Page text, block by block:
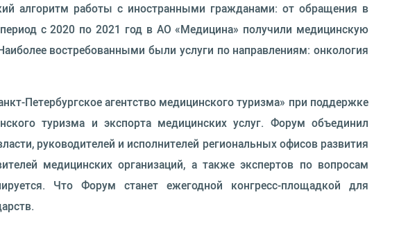
алгоритм работы с иностранными гражданами: от обращения в
с 2020 по 2021 год в АО «Медицина» получили медицинскую
востребованными были услуги по направлениям: онкология
Петербургское агентство медицинского туризма» при поддержке
туризма и экспорта медицинских услуг. Форум объединил
руководителей и исполнителей региональных офисов развития
медицинских организаций, а также экспертов по вопросам
Что Форум станет ежегодной конгресс-площадкой для